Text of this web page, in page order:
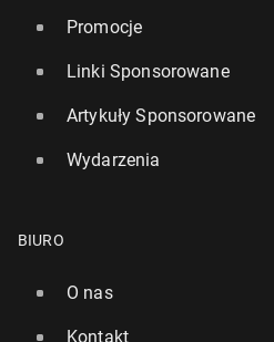
Promocje
Linki Sponsorowane
Artykuły Sponsorowane
Wydarzenia
BIURO
O nas
Kontakt